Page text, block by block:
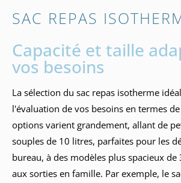
SAC REPAS
Capacité et taille
vos besoins
La sélection du sac repas isotherme
l'évaluation de vos besoins en termes
options varient grandement, allant de
souples de 10 litres, parfaites pour les
bureau, à des modèles plus spacieux
aux sorties en famille. Par exemple, le